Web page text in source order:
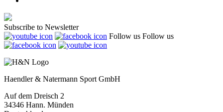
Subscribe to Newsletter
Follow us Follow us
Haendler & Natermann Sport GmbH
Auf dem Dreisch 2
34346 Hann. Münden